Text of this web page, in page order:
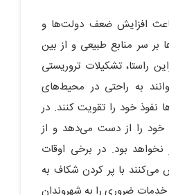
افزایش ضعف دولت‌ها و
بر سر منابع طبیعی و از بین
راستا، تشکیلات تروریستی
به‏ راحتی در محیط‌های
نفوذ خود را تقویت کنند. در
خود را از دست می‌دهد و از
نخواهد بود. در برخی اوقات
می‌کنند با پر کردن شکاف به
ضروری را به شهروندان